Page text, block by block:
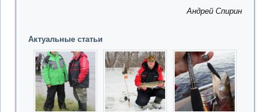
Андрей Спирин
Актуальные статьи